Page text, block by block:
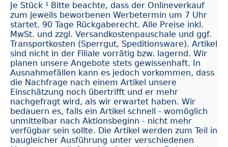
Je Stück ¹ Bitte beachte, dass der Onlineverkauf
zum jeweils beworbenen Werbetermin um 7 Uhr
startet. 90 Tage Rückgaberecht. Alle Preise inkl.
MwSt. und zzgl. Versandkostenpauschale und ggf.
Transportkosten (Sperrgut, Speditionsware). Artikel
sind nicht in der Filiale vorrätig bzw. lagernd. Wir
planen unsere Angebote stets gewissenhaft. In
Ausnahmefällen kann es jedoch vorkommen, dass
die Nachfrage nach einem Artikel unsere
Einschätzung noch übertrifft und er mehr
nachgefragt wird, als wir erwartet haben. Wir
bedauern es, falls ein Artikel schnell - womöglich
unmittelbar nach Aktionsbeginn - nicht mehr
verfügbar sein sollte. Die Artikel werden zum Teil in
baugleicher Ausführung unter verschiedenen